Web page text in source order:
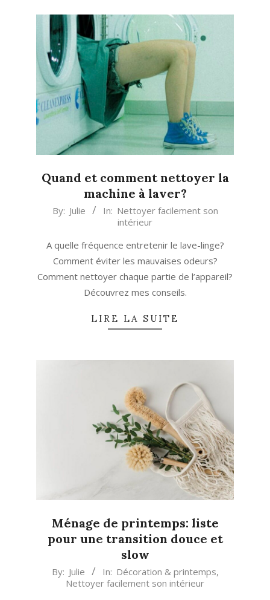
Quand et comment nettoyer la
machine à laver?
2026-
By: Julie In: Nettoyer facilement son
intérieur
A quelle fréquence entretenir le lave-linge?
Comment éviter les mauvaises odeurs?
Comment nettoyer chaque partie de l’appareil?
Découvrez mes conseils.
LIRE LA SUITE
Ménage de printemps: liste
pour une transition douce et
slow
2026-
By: Julie In: Décoration & printemps,
Nettoyer facilement son intérieur